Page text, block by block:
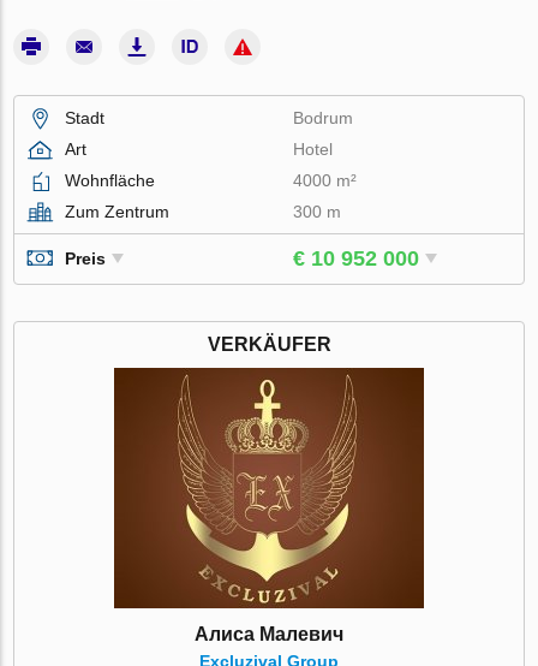
Stadt
Bodrum
Art
Hotel
Wohnfläche
4000 m²
Zum Zentrum
300 m
Preis € 10 952 000
VERKÄUFER
Алиса Малевич
Excluzival Group